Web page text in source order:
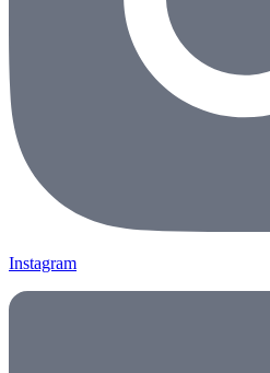
Instagram